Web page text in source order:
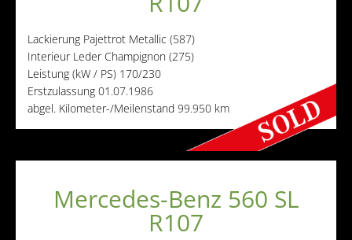
Lackierung Pajettrot Metallic (587)
Interieur Leder Champignon (275)
Leistung (kW / PS) 170/230
Erstzulassung 01.07.1986
abgel. Kilometer-/Meilenstand 99.950 km
Mercedes-Benz 560 SL
R107